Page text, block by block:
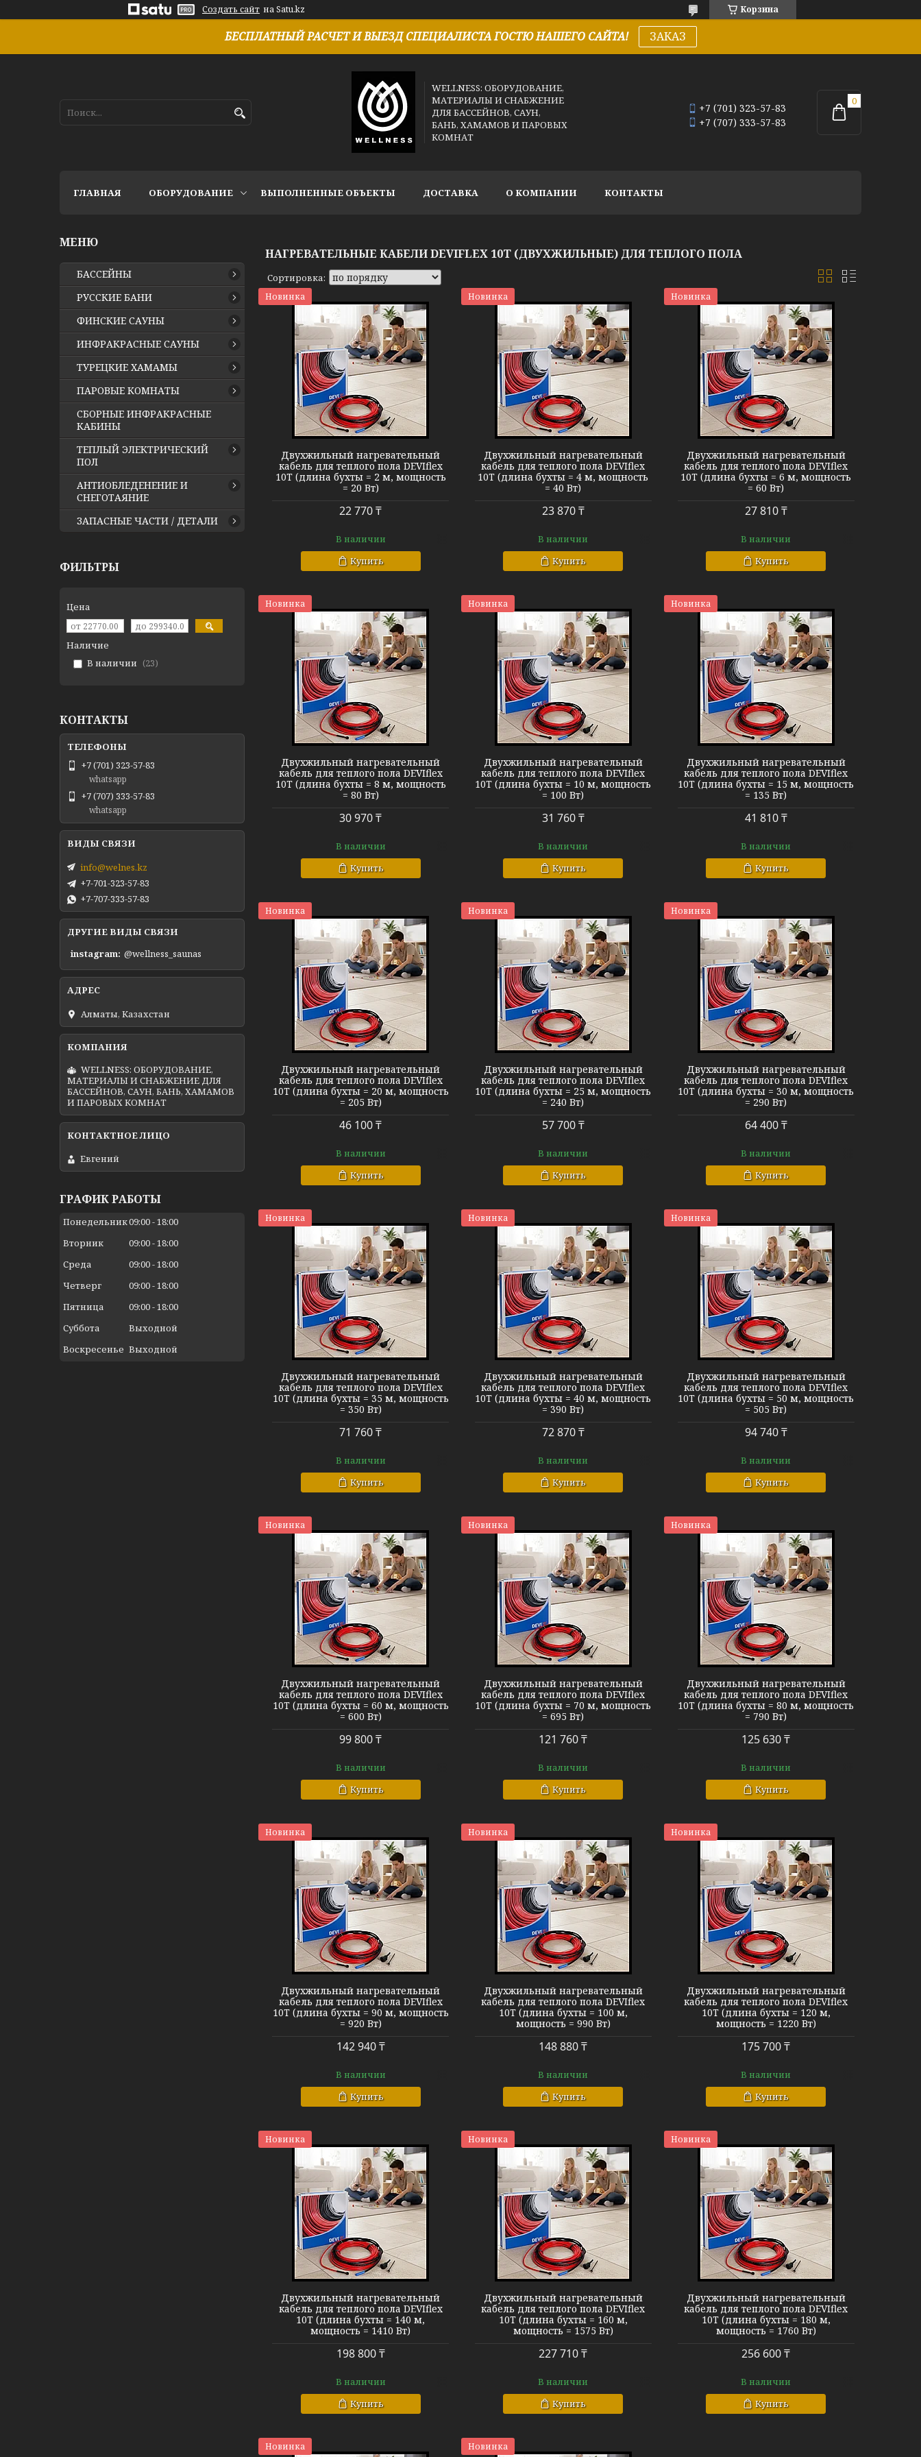
Создать сайт на Satu.kz Корзина
БЕСПЛАТНЫЙ РАСЧЕТ И ВЫЕЗД СПЕЦИАЛИСТА ГОСТЮ НАШЕГО САЙТА! ЗАКАЗ
WELLNESS: ОБОРУДОВАНИЕ,
МАТЕРИАЛЫ И СНАБЖЕНИЕ
ДЛЯ БАССЕЙНОВ, САУН,
БАНЬ, ХАМАМОВ И ПАРОВЫХ
КОМНАТ
+7 (701) 323-57-83
+7 (707) 333-57-83
ГЛАВНАЯ ОБОРУДОВАНИЕ ВЫПОЛНЕННЫЕ ОБЪЕКТЫ ДОСТАВКА О КОМПАНИИ КОНТАКТЫ
НАГРЕВАТЕЛЬНЫЕ КАБЕЛИ DEVIFLEX 10T (ДВУХЖИЛЬНЫЕ) ДЛЯ ТЕПЛОГО ПОЛА
Новинка
Теплый пол DEVIflex 10T
Двухжильный нагревательный
кабель для теплого пола DEVIflex
10T (длина бухты = 2 м, мощность
= 20 Вт)
22 770 ₸
В наличии
Купить
Новинка
Теплый пол DEVIflex 10T
Двухжильный нагревательный
кабель для теплого пола DEVIflex
10T (длина бухты = 4 м, мощность
= 40 Вт)
23 870 ₸
В наличии
Купить
Новинка
Теплый пол DEVIflex 10T
Двухжильный нагревательный
кабель для теплого пола DEVIflex
10T (длина бухты = 6 м, мощность
= 60 Вт)
27 810 ₸
В наличии
Купить
Новинка
Двухжильный нагревательный
кабель для теплого пола DEVIflex
10T (длина бухты = 8 м, мощность
= 80 Вт)
30 970 ₸
В наличии
Купить
Новинка
Теплый пол DEVIflex 10T
Двухжильный нагревательный
кабель для теплого пола DEVIflex
10T (длина бухты = 10 м, мощность
= 100 Вт)
31 760 ₸
В наличии
Купить
Новинка
Теплый пол DEVIflex 10T
Двухжильный нагревательный
кабель для теплого пола DEVIflex
10T (длина бухты = 15 м, мощность
= 135 Вт)
41 810 ₸
В наличии
Купить
Новинка
Теплый пол DEVIflex 10T
Двухжильный нагревательный
кабель для теплого пола DEVIflex
10T (длина бухты = 20 м, мощность
= 205 Вт)
46 100 ₸
В наличии
Купить
Новинка
Теплый пол DEVIflex 10T
Двухжильный нагревательный
кабель для теплого пола DEVIflex
10T (длина бухты = 25 м, мощность
= 240 Вт)
57 700 ₸
В наличии
Купить
Новинка
Теплый пол DEVIflex 10T
Двухжильный нагревательный
кабель для теплого пола DEVIflex
10T (длина бухты = 30 м, мощность
= 290 Вт)
64 400 ₸
В наличии
Купить
Новинка
Теплый пол DEVIflex 10T
Двухжильный нагревательный
кабель для теплого пола DEVIflex
10T (длина бухты = 35 м, мощность
= 350 Вт)
71 760 ₸
В наличии
Купить
Новинка
Теплый пол DEVIflex 10T
Двухжильный нагревательный
кабель для теплого пола DEVIflex
10T (длина бухты = 40 м, мощность
= 390 Вт)
72 870 ₸
В наличии
Купить
Новинка
Теплый пол DEVIflex 10T
Двухжильный нагревательный
кабель для теплого пола DEVIflex
10T (длина бухты = 50 м, мощность
= 505 Вт)
94 740 ₸
В наличии
Купить
Новинка
Двухжильный нагревательный
кабель для теплого пола DEVIflex
10T (длина бухты = 60 м, мощность
= 600 Вт)
99 800 ₸
В наличии
Купить
Новинка
Теплый пол DEVIflex 10T
Двухжильный нагревательный
кабель для теплого пола DEVIflex
10T (длина бухты = 70 м, мощность
= 695 Вт)
121 760 ₸
В наличии
Купить
Новинка
Теплый пол DEVIflex 10T
Двухжильный нагревательный
кабель для теплого пола DEVIflex
10T (длина бухты = 80 м, мощность
= 790 Вт)
125 630 ₸
В наличии
Купить
Новинка
Двухжильный нагревательный
кабель для теплого пола DEVIflex
10T (длина бухты = 90 м, мощность
= 920 Вт)
142 940 ₸
В наличии
Купить
Новинка
Теплый пол DEVIflex 10T
Двухжильный нагревательный
кабель для теплого пола DEVIflex
10T (длина бухты = 100 м,
мощность = 990 Вт)
148 880 ₸
В наличии
Купить
Новинка
Теплый пол DEVIflex 10T
Двухжильный нагревательный
кабель для теплого пола DEVIflex
10T (длина бухты = 120 м,
мощность = 1220 Вт)
175 700 ₸
В наличии
Купить
Новинка
Двухжильный нагревательный
кабель для теплого пола DEVIflex
10T (длина бухты = 140 м,
мощность = 1410 Вт)
198 800 ₸
В наличии
Купить
Новинка
Теплый пол DEVIflex 10T
Двухжильный нагревательный
кабель для теплого пола DEVIflex
10T (длина бухты = 160 м,
мощность = 1575 Вт)
227 710 ₸
В наличии
Купить
Новинка
Теплый пол DEVIflex 10T
Двухжильный нагревательный
кабель для теплого пола DEVIflex
10T (длина бухты = 180 м,
мощность = 1760 Вт)
256 600 ₸
В наличии
Купить
Новинка Новинка
БАССЕЙНЫ
РУССКИЕ БАНИ
ФИНСКИЕ САУНЫ
ИНФРАКРАСНЫЕ САУНЫ
ТУРЕЦКИЕ ХАМАМЫ
ПАРОВЫЕ КОМНАТЫ
СБОРНЫЕ ИНФРАКРАСНЫЕ
КАБИНЫ
ТЕПЛЫЙ ЭЛЕКТРИЧЕСКИЙ
ПОЛ
АНТИОБЛЕДЕНЕНИЕ И
СНЕГОТАЯНИЕ
ЗАПАСНЫЕ ЧАСТИ / ДЕТАЛИ
ФИЛЬТРЫ
Цена
Наличие
В наличии
23
КОНТАКТЫ
+7 (701) 323-57-83
whatsapp
+7 (707) 333-57-83
whatsapp
info@welnes.kz
+7-701-323-57-83
+7-707-333-57-83
ДРУГИЕ ВИДЫ СВЯЗИ
instagram @wellness_saunas
Алматы, Казахстан
WELLNESS: ОБОРУДОВАНИЕ,
МАТЕРИАЛЫ И СНАБЖЕНИЕ ДЛЯ
БАССЕЙНОВ, САУН, БАНЬ, ХАМАМОВ
И ПАРОВЫХ КОМНАТ
Евгений
ГРАФИК РАБОТЫ
Понедельник09:00 18:00
Вторник
09:00 18:00
Среда
09:00 18:00
Четверг
09:00 18:00
Пятница
09:00 18:00
Суббота
Выходной
Воскресенье Выходной